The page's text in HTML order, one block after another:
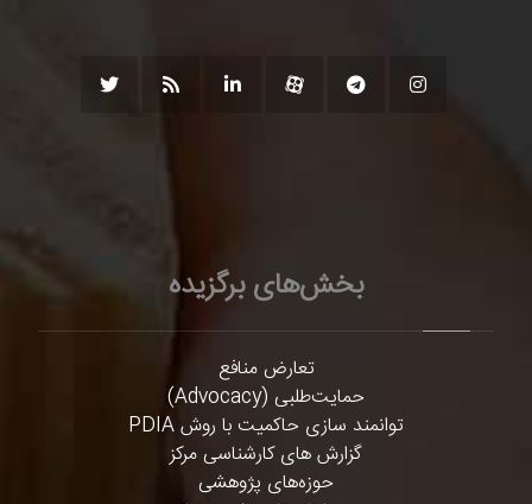
بخش‌های برگزیده
تعارض منافع
حمایت‌طلبی (Advocacy)
توانمند سازی حاکمیت با روش PDIA
گزارش های کارشناسی مرکز
حوزه‌های پژوهشی